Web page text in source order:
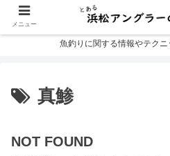
魚釣りに関する情報やテク
真鯵
NOT FOUND
メニュー